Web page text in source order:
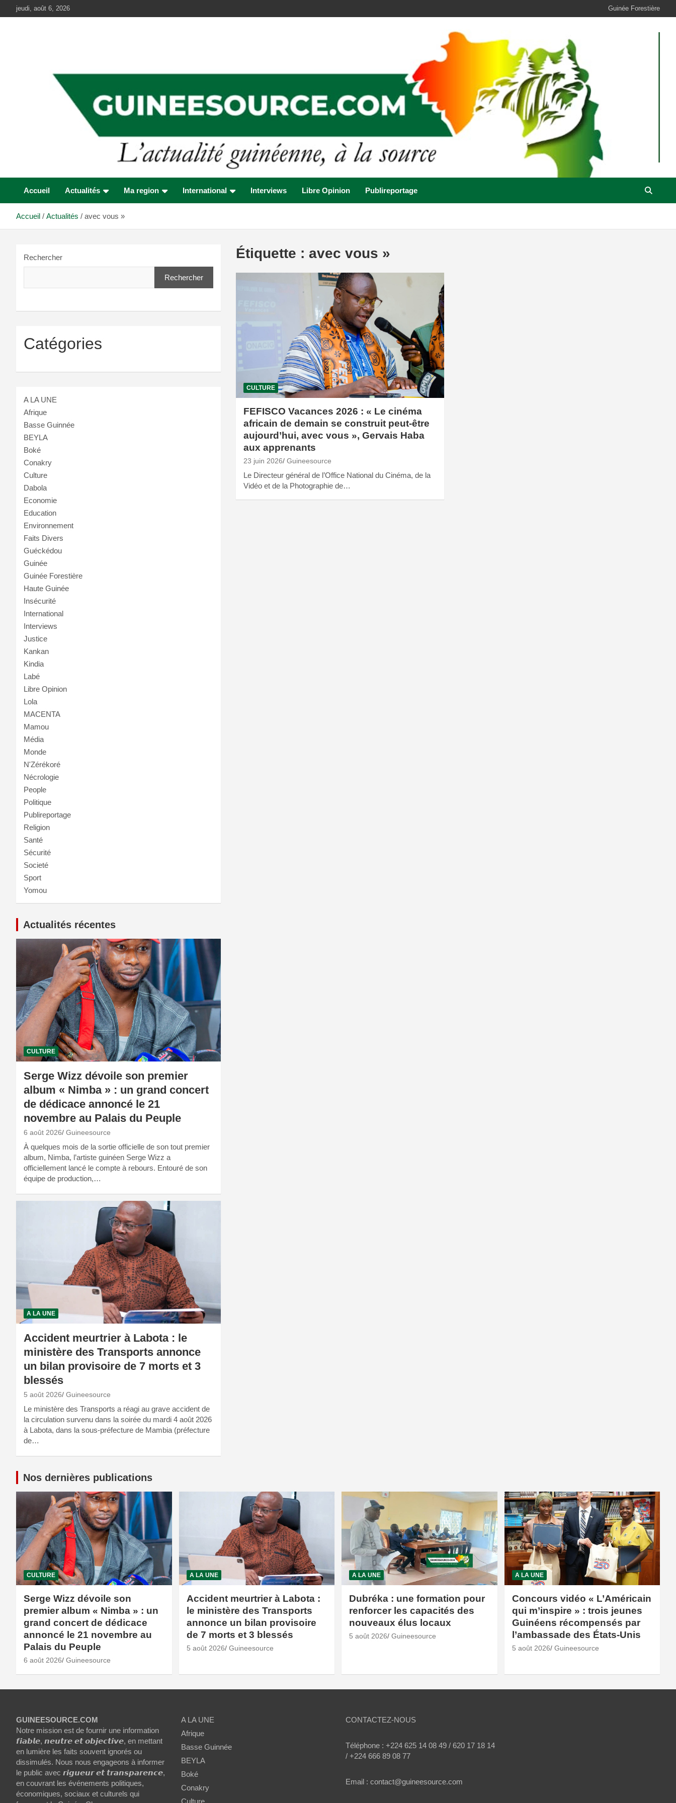
au
jeudi, août 6, 2026 Guinée Forestière
Accueil Actualités Ma region International Interviews Libre Opinion Publireportage
Accueil Actualités avec vous »
Étiquette : avec vous »
CULTURE
FEFISCO Vacances 2026 : « Le cinéma
africain de demain se construit peut-être
aujourd’hui, avec vous », Gervais Haba
aux apprenants
23 juin 2026 Guineesource
Le Directeur général de l’Office National du Cinéma, de la
Vidéo et de la Photographie de…
Rechercher
Rechercher
Catégories
A LA UNE
Afrique
Basse Guinnée
BEYLA
Boké
Conakry
Culture
Dabola
Economie
Education
Environnement
Faits Divers
Guéckédou
Guinée
Guinée Forestière
Haute Guinée
Insécurité
International
Interviews
Justice
Kankan
Kindia
Labé
Libre Opinion
Lola
MACENTA
Mamou
Média
Monde
N'Zérékoré
Nécrologie
People
Politique
Publireportage
Religion
Santé
Sécurité
Societé
Sport
Yomou
Actualités récentes
CULTURE
Serge Wizz dévoile son premier
album « Nimba » : un grand concert
de dédicace annoncé le 21
novembre au Palais du Peuple
6 août 2026 Guineesource
À quelques mois de la sortie officielle de son tout premier
album, Nimba, l’artiste guinéen Serge Wizz a
officiellement lancé le compte à rebours. Entouré de son
équipe de production,…
A LA UNE
Accident meurtrier à Labota : le
ministère des Transports annonce
un bilan provisoire de 7 morts et 3
blessés
5 août 2026 Guineesource
Le ministère des Transports a réagi au grave accident de
la circulation survenu dans la soirée du mardi 4 août 2026
à Labota, dans la sous-préfecture de Mambia (préfecture
de…
Nos dernières publications
CULTURE
Serge Wizz dévoile son
premier album « Nimba » : un
grand concert de dédicace
annoncé le 21 novembre au
Palais du Peuple
6 août 2026 Guineesource
A LA UNE
Accident meurtrier à Labota :
le ministère des Transports
annonce un bilan provisoire
de 7 morts et 3 blessés
5 août 2026 Guineesource
A LA UNE
Dubréka : une formation pour
renforcer les capacités des
nouveaux élus locaux
5 août 2026 Guineesource
A LA UNE
Concours vidéo « L’Américain
qui m’inspire » : trois jeunes
Guinéens récompensés par
l’ambassade des États-Unis
5 août 2026 Guineesource
GUINEESOURCE.COM
Notre mission est de fournir une information
𝙛𝙞𝙖𝙗𝙡𝙚, 𝙣𝙚𝙪𝙩𝙧𝙚 𝙚𝙩 𝙤𝙗𝙟𝙚𝙘𝙩𝙞𝙫𝙚, en mettant
en lumière les faits souvent ignorés ou
dissimulés. Nous nous engageons à informer
le public avec 𝙧𝙞𝙜𝙪𝙚𝙪𝙧 𝙚𝙩 𝙩𝙧𝙖𝙣𝙨𝙥𝙖𝙧𝙚𝙣𝙘𝙚,
en couvrant les événements politiques,
économiques, sociaux et culturels qui
A LA UNE
Afrique
Basse Guinnée
BEYLA
Boké
Conakry
Culture
CONTACTEZ-NOUS
Téléphone : +224 625 14 08 49 / 620 17 18 14
/ +224 666 89 08 77
Email : contact@guineesource.com